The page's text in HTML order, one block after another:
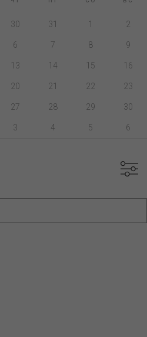
30 31 1 2
6 7 8 9
13 14 15 16
20 21 22 23
27 28 29 30
3 4 5 6